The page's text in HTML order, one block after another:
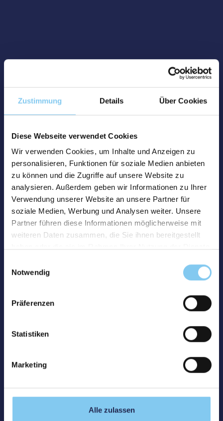
Zustimmung Details Über Cookies
Diese Webseite verwendet Cookies
Wir verwenden Cookies, um Inhalte und Anzeigen zu
personalisieren, Funktionen für soziale Medien anbieten
zu können und die Zugriffe auf unsere Website zu
analysieren. Außerdem geben wir Informationen zu Ihrer
Verwendung unserer Website an unsere Partner für
soziale Medien, Werbung und Analysen weiter. Unsere
Partner führen diese Informationen möglicherweise mit
weiteren Daten zusammen, die Sie ihnen bereitgestellt
Notwendig
Präferenzen
Statistiken
Marketing
Alle zulassen